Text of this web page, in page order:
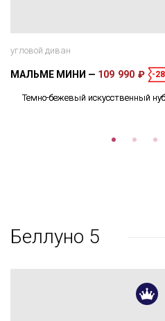
угловой диван
МАЛЬМЕ МИНИ 109 990 ₽ -
Темно-бежевый искусственный
Беллуно 5